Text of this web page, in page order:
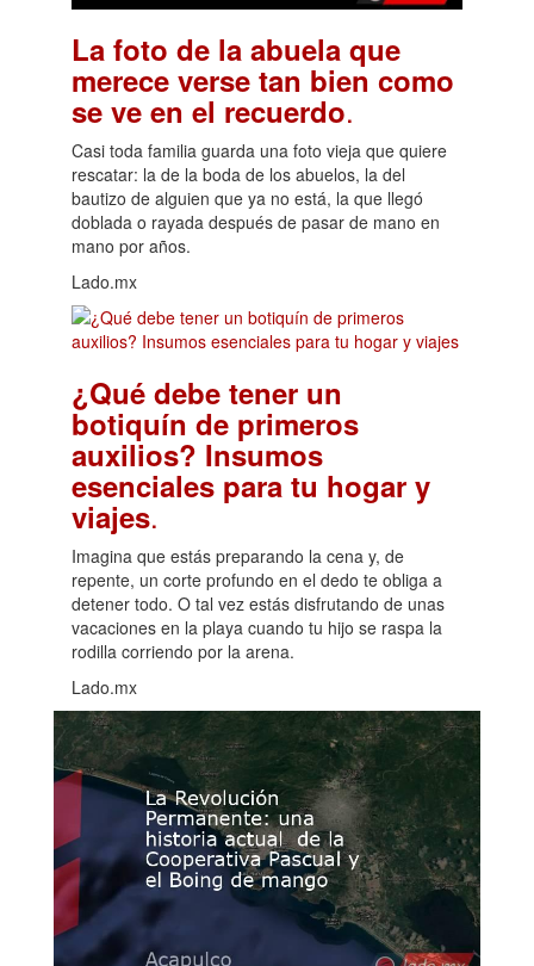
La foto de la abuela que
merece verse tan bien como
se ve en el recuerdo.
Casi toda familia guarda una foto vieja que quiere
rescatar: la de la boda de los abuelos, la del
bautizo de alguien que ya no está, la que llegó
doblada o rayada después de pasar de mano en
mano por años.
Lado.mx
¿Qué debe tener un
botiquín de primeros
auxilios? Insumos
esenciales para tu hogar y
viajes.
Imagina que estás preparando la cena y, de
repente, un corte profundo en el dedo te obliga a
detener todo. O tal vez estás disfrutando de unas
vacaciones en la playa cuando tu hijo se raspa la
rodilla corriendo por la arena.
Lado.mx